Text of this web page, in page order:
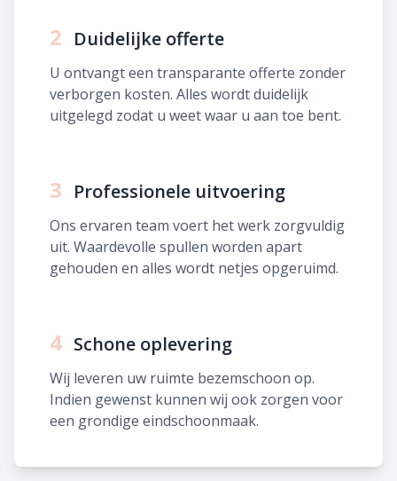
2 Duidelijke offerte
U ontvangt een transparante offerte zonder
verborgen kosten. Alles wordt duidelijk
uitgelegd zodat u weet waar u aan toe bent.
3 Professionele uitvoering
Ons ervaren team voert het werk zorgvuldig
uit. Waardevolle spullen worden apart
gehouden en alles wordt netjes opgeruimd.
4 Schone oplevering
Wij leveren uw ruimte bezemschoon op.
Indien gewenst kunnen wij ook zorgen voor
een grondige eindschoonmaak.